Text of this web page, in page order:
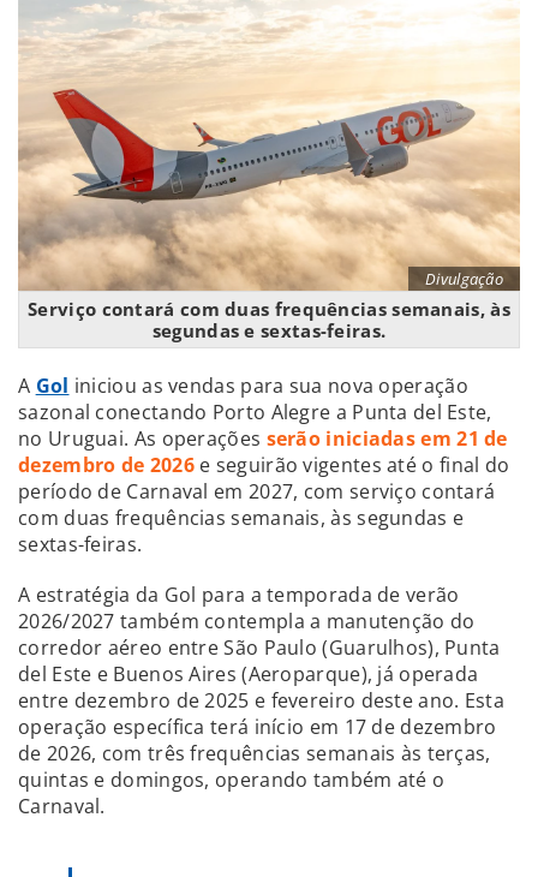
Divulgação
Serviço contará com duas frequências semanais, às
segundas e sextas-feiras.
A Gol iniciou as vendas para sua nova operação
sazonal conectando Porto Alegre a Punta del Este,
no Uruguai. As operações serão iniciadas em 21 de
dezembro de 2026e seguirão vigentes até o final do
período de Carnaval em 2027, com serviço contará
com duas frequências semanais, às segundas e
sextas-feiras.
A estratégia da Gol para a temporada de verão
2026/2027 também contempla a manutenção do
corredor aéreo entre São Paulo (Guarulhos), Punta
del Este e Buenos Aires (Aeroparque), já operada
entre dezembro de 2025 e fevereiro deste ano. Esta
operação específica terá início em 17 de dezembro
de 2026, com três frequências semanais às terças,
quintas e domingos, operando também até o
Carnaval.